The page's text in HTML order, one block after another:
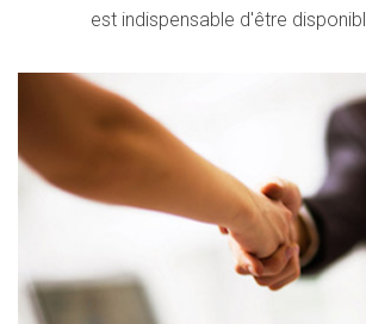
est indispensable d'être